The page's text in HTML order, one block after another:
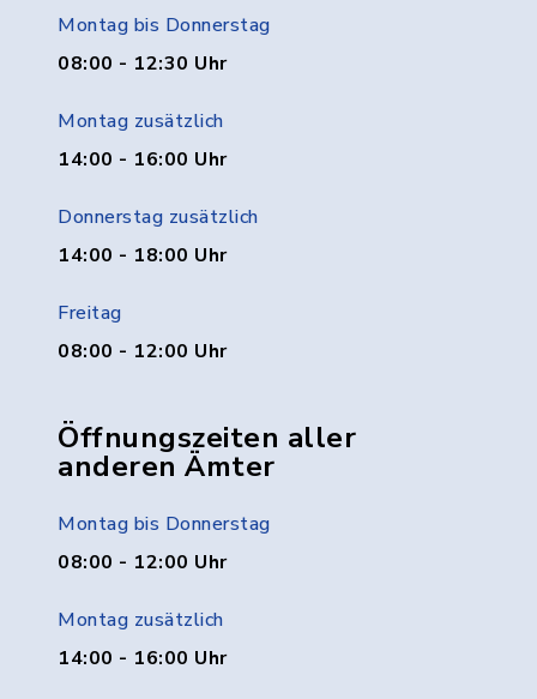
Montag bis Donnerstag
08:00 - 12:30 Uhr
Montag zusätzlich
14:00 - 16:00 Uhr
Donnerstag zusätzlich
14:00 - 18:00 Uhr
Freitag
08:00 - 12:00 Uhr
Öffnungszeiten aller
anderen Ämter
Montag bis Donnerstag
08:00 - 12:00 Uhr
Montag zusätzlich
14:00 - 16:00 Uhr